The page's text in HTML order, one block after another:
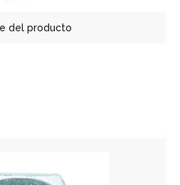
del producto